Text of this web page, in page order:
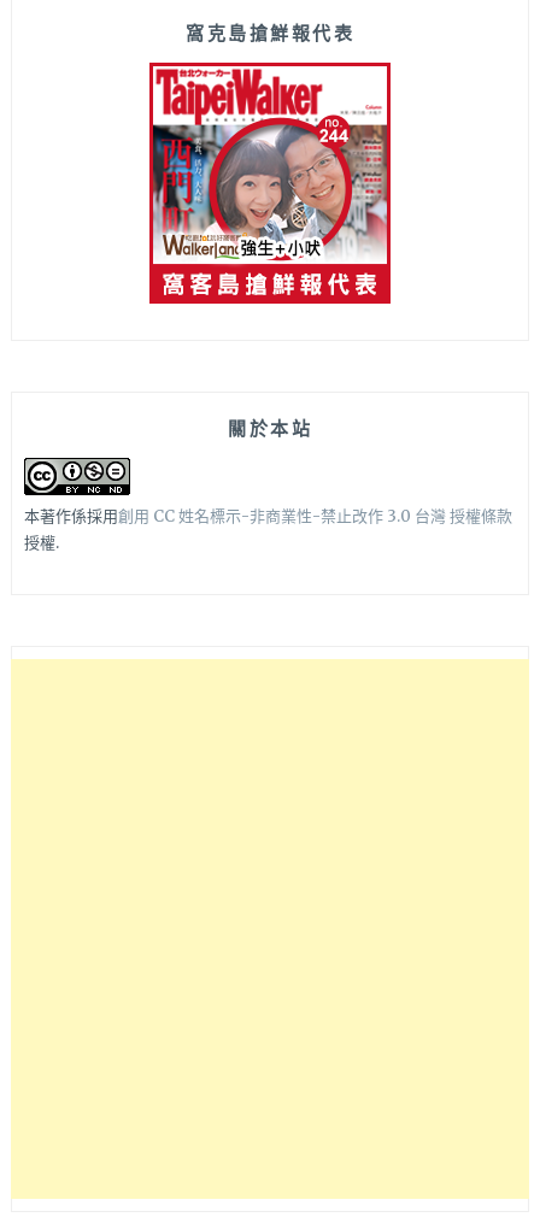
窩克島搶鮮報代表
關於本站
本著作係採用創用 CC 姓名標示-非商業性-禁止改作 3.0 台灣 授權條款
授權.